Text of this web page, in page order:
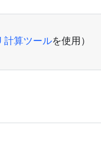
計算ツールを使用）